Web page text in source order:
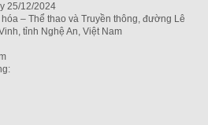
25/12/2024
– Thể thao và Truyền thông, đường Lê
tỉnh Nghệ An, Việt Nam